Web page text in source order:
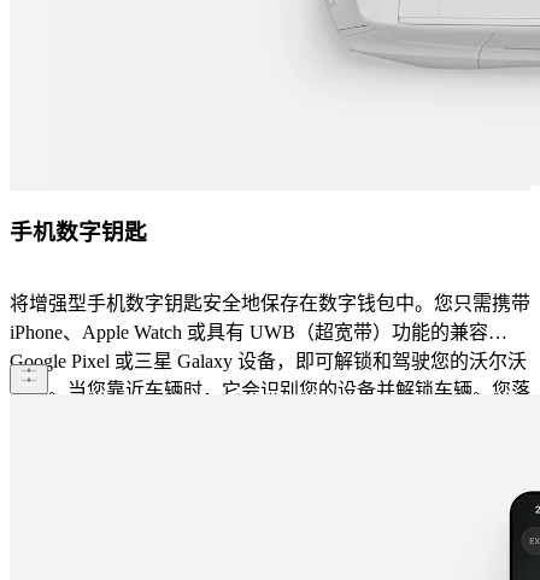
手机数字钥匙
将增强型手机数字钥匙安全地保存在数字钱包中。您只需携带
iPhone、Apple Watch 或具有 UWB（超宽带）功能的兼容
Google Pixel 或三星 Galaxy 设备，即可解锁和驾驶您的沃尔沃
汽车。当您靠近车辆时，它会识别您的设备并解锁车辆。您落